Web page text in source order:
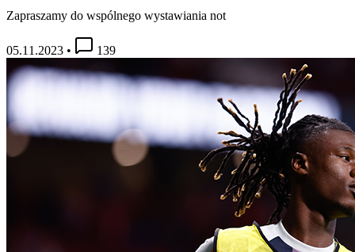
Zapraszamy do wspólnego wystawiania not
05.11.2023 • 139